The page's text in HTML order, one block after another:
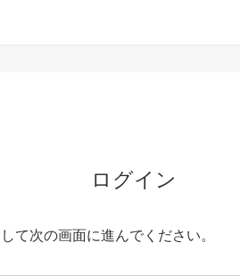
ログイン
て次の画面に進んでください。